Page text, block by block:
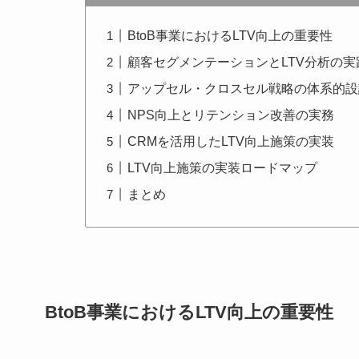
BtoB事業におけるLTV向上の重要性
顧客セグメンテーションとLTV分析の実
アップセル・クロスセル戦略の体系的
NPS向上とリテンション改善の実務
CRMを活用したLTV向上施策の実装
LTV向上施策の実装ロードマップ
まとめ
BtoB事業におけるLTV向上の重要性